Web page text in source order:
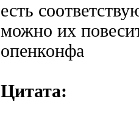
есть
можно их
опенконфа
Цитата: